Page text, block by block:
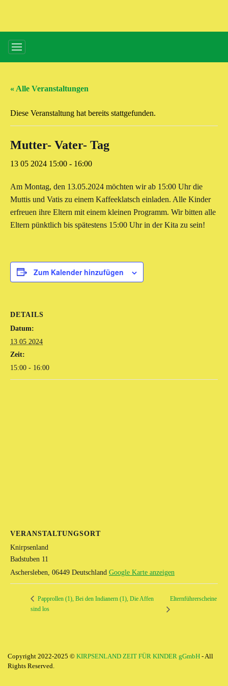
« Alle Veranstaltungen
Diese Veranstaltung hat bereits stattgefunden.
Mutter- Vater- Tag
13 05 2024 15:00 - 16:00
Am Montag, den 13.05.2024 möchten wir ab 15:00 Uhr die
Muttis und Vatis zu einem Kaffeeklatsch einladen. Alle Kinder
erfreuen ihre Eltern mit einem kleinen Programm. Wir bitten alle
Eltern pünktlich bis spätestens 15:00 Uhr in der Kita zu sein!
Zum Kalender hinzufügen
DETAILS
Datum:
13 05 2024
Zeit:
15:00 - 16:00
VERANSTALTUNGSORT
Knirpsenland
Badstuben 11
Aschersleben 06449 Deutschland Google Karte anzeigen
Papprollen (1), Bei den Indianern (1), Die Affen
sind los
Elternführerscheine
Copyright 2022-2025 © KIRPSENLAND ZEIT FÜR KINDER gGmbH - All
Rights Reserved.